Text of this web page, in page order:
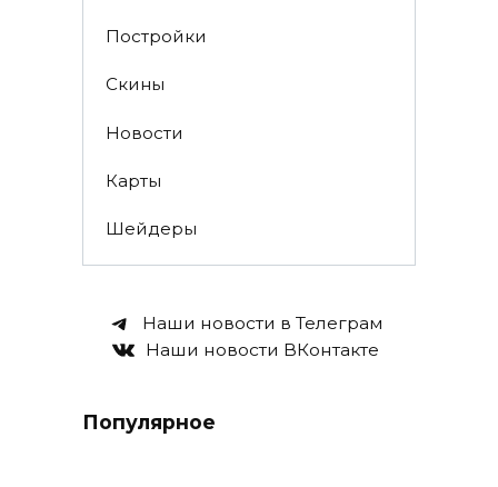
Постройки
Скины
Новости
Карты
Шейдеры
Наши новости в Телеграм
Наши новости ВКонтакте
Популярное